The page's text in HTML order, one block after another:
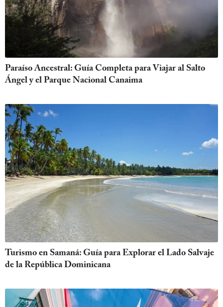
Paraíso Ancestral: Guía Completa para Viajar al Salto
Ángel y el Parque Nacional Canaima
Turismo en Samaná: Guía para Explorar el Lado Salvaje
de la República Dominicana